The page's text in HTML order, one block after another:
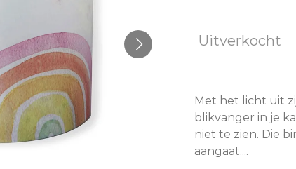
Uitverkocht
Met het licht uit
blikvanger in je
niet te zien. Die
aangaat....